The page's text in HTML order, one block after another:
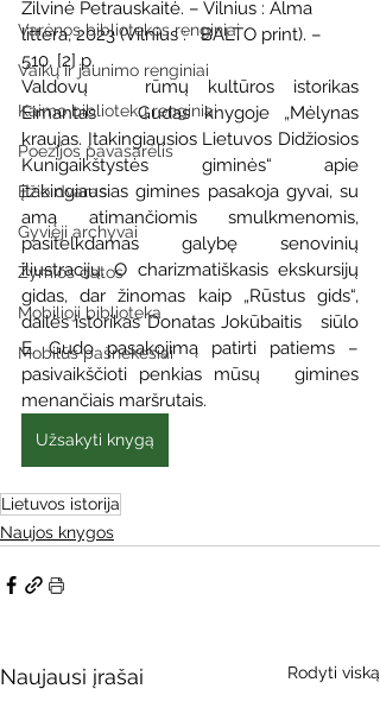
Varėnos bibliotekos renginiai
Vaikų ir jaunimo renginiai
Kaimo bibliotekų renginiai
Poezijos pavasarėlis
Ežio dvaras
Gyvieji archyvai
Žymios datos
Mobilioji biblioteka
Mobilūs pašnekesiai
Žilvinė Petrauskaitė. – Vilnius : Alma
littera, 2023 (Vilnius :   BALTO print). –
510, [2] p.
Valdovų   rūmų kultūros istorikas
Eimantas   Gudas knygoje „Mėlynas
kraujas. Įtakingiausios Lietuvos Didžiosios
Kunigaikštystės giminės“ apie
įtakingiausias gimines pasakoja gyvai, su
amą atimančiomis smulkmenomis,
pasitelkdamas galybę senovinių
iliustracijų. O charizmatiškasis ekskursijų
gidas, dar žinomas kaip „Rūstus gids“,
dailės istorikas Donatas Jokūbaitis   siūlo
E. Gudo pasakojimą patirti patiems –
pasivaikščioti penkias mūsų   gimines
menančiais maršrutais.
Užsakyti knygą
Lietuvos istorija
Naujos knygos
Naujausi įrašai Rodyti viską